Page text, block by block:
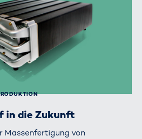
in die Zukunft
Massenfertigung von